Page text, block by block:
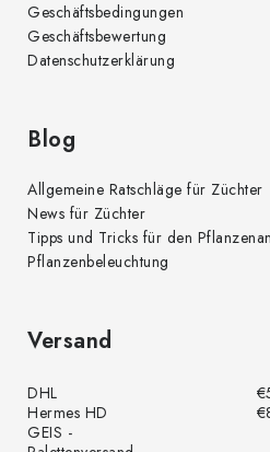
Geschäftsbedingungen
Geschäftsbewertung
Datenschutzerklärung
Blog
Allgemeine Ratschläge für Züchter
News für Züchter
Tipps und Tricks für den
Pflanzenbeleuchtung
Versand
DHL
Hermes HD
GEIS -